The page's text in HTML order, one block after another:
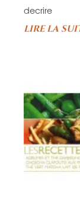
decrire
LIRE LA